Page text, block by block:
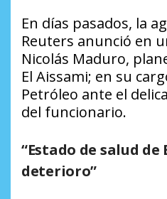
En días pasados, la
Reuters anunció en
Nicolás Maduro,
El Aissami; en su
Petróleo ante el
del funcionario.
“Estado de salud de
deterioro”